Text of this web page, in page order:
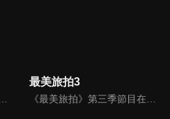
南美洲，擁有世界上最綿亙曲折的山脈、最寬廣兇險的雨林，多樣的地形孕育了豐富的生活方式，這一次，270和梁紅從巴拿馬出發，縱貫南美洲，走到世界盡頭，收集到了各種各樣打動人心的故事。
最美旅拍3
《最美旅拍》第三季節目在第一、二季基礎上做了內容升級。藝人與福建當地理想生活家將有更深入的聯繫和互動，二者在共處中完成理想生活的講述。同時，兩位藝人將在本季節目中自制10期遊玩攻略，攻略更具實用性、可複製性，觀眾們可參照這些旅遊攻略，自助遊玩福建多地。